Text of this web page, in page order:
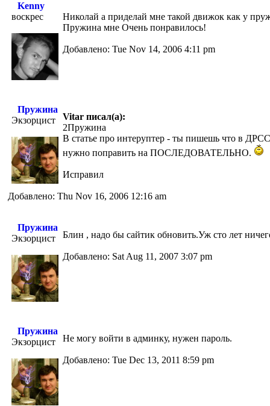
Kenny
воскрес
Николай а приделай мне такой движок как у
Пружина мне Очень понравилось!
Добавлено: Tue Nov 14, 2006 4:11 pm
Пружина
Экзорцист
Vitar писал(а):
2Пружина
В статье про интеруптер - ты пишешь что в
нужно поправить на ПОСЛЕДОВАТЕЛЬНО.
Исправил
Добавлено: Thu Nov 16, 2006 12:16 am
Пружина
Экзорцист
Блин , надо бы сайтик обновить.Уж сто лет
Добавлено: Sat Aug 11, 2007 3:07 pm
Пружина
Экзорцист
Не могу войти в админку, нужен пароль.
Добавлено: Tue Dec 13, 2011 8:59 pm